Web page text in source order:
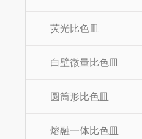
荧光比色皿
白壁微量比色皿
圆筒形比色皿
熔融一体比色皿